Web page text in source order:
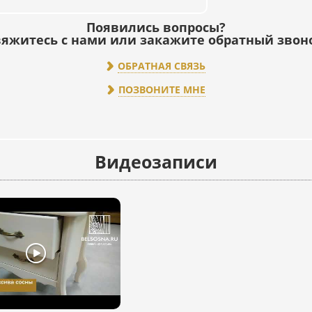
Появились вопросы?
с нами или закажите обратный
ОБРАТНАЯ СВЯЗЬ
ПОЗВОНИТЕ МНЕ
Видеозаписи